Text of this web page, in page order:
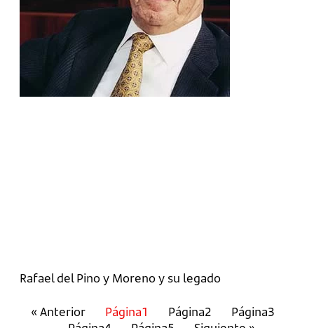
Rafael del Pino y Moreno y su legado
« Anterior Página1 Página2 Página3